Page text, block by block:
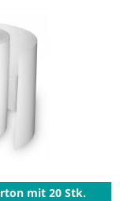
mit 20 Stk.